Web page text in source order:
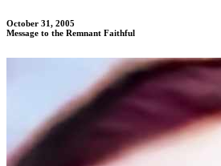
October 31, 2005
Message to the Remnant Faithful